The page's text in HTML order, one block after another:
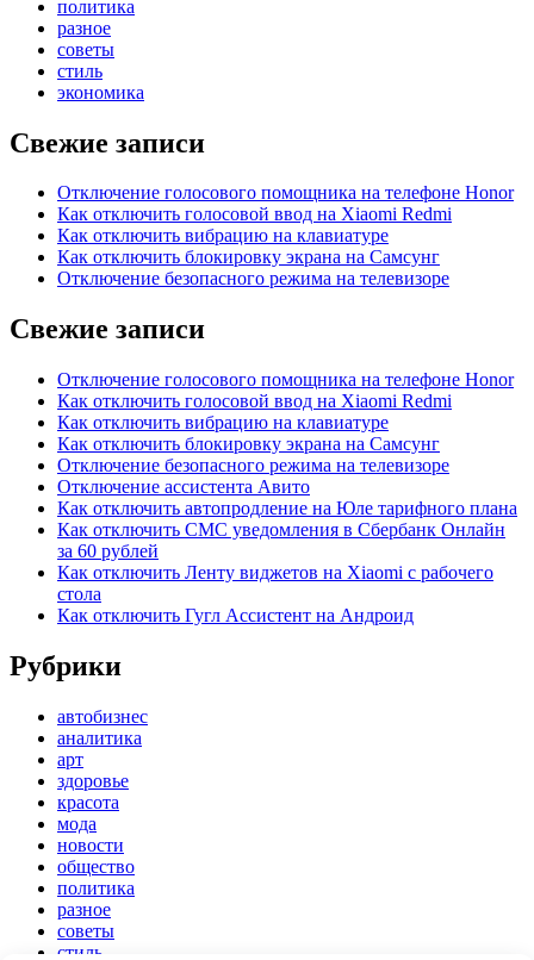
политика
разное
советы
стиль
экономика
Свежие записи
Отключение голосового помощника на телефоне Honor
Как отключить голосовой ввод на Xiaomi Redmi
Как отключить вибрацию на клавиатуре
Как отключить блокировку экрана на Самсунг
Отключение безопасного режима на телевизоре
Свежие записи
Отключение голосового помощника на телефоне Honor
Как отключить голосовой ввод на Xiaomi Redmi
Как отключить вибрацию на клавиатуре
Как отключить блокировку экрана на Самсунг
Отключение безопасного режима на телевизоре
Отключение ассистента Авито
Как отключить автопродление на Юле тарифного плана
Как отключить СМС уведомления в Сбербанк Онлайн
за 60 рублей
Как отключить Ленту виджетов на Xiaomi с рабочего
стола
Как отключить Гугл Ассистент на Андроид
Рубрики
автобизнес
аналитика
арт
здоровье
красота
мода
новости
общество
политика
разное
советы
стиль